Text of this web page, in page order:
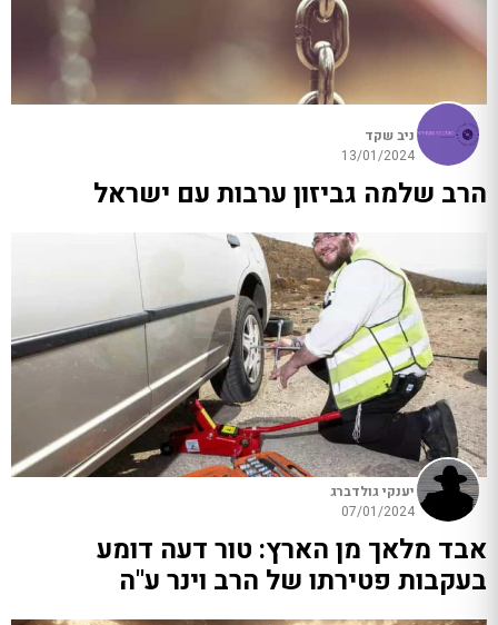
ניב שקד
13/01/2024
הרב שלמה גביזון ערבות עם ישראל
יענקי גולדברג
07/01/2024
אבד מלאך מן הארץ: טור דעה דומע
בעקבות פטירתו של הרב וינר ע"ה